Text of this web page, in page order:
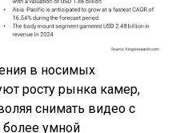
в носимых
росту рынка камер,
снимать видео с
умной